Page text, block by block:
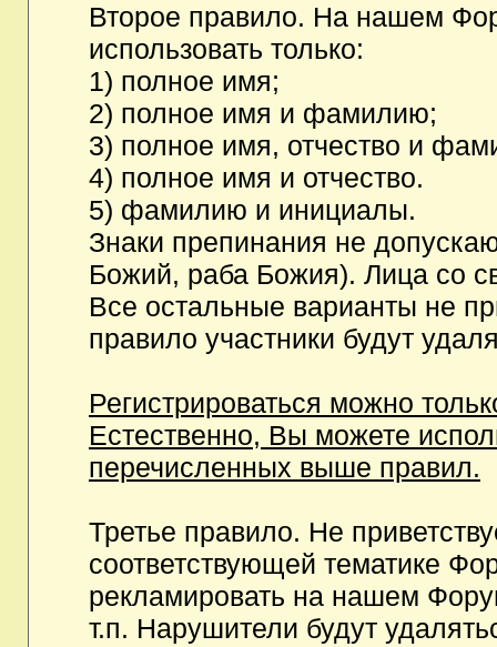
Второе правило. На нашем
использовать только:
1) полное имя;
2) полное имя и фамилию;
3) полное имя, отчество и
4) полное имя и отчество.
5) фамилию и инициалы.
Знаки препинания не
Божий, раба Божия). Лица со
Все остальные варианты не
правило участники будут
Регистрироваться можно
Естественно, Вы можете
перечисленных выше правил.
Третье правило. Не
соответствующей тематике
рекламировать на нашем
т.п. Нарушители будут